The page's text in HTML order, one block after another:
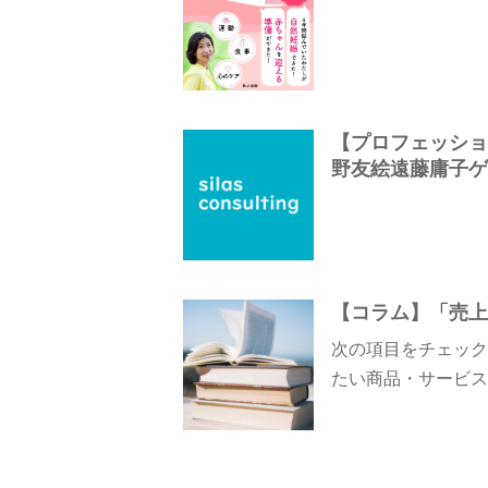
【プロフェッシ
野友絵遠藤庸子
【コラム】「売
次の項目をチェッ
たい商品・サー